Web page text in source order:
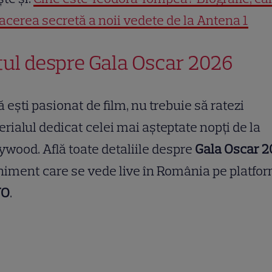
secretă a noii vedete de la Antena 1
despre Gala Oscar 2026
ești pasionat de film, nu trebuie să ratezi
dedicat celei mai așteptate nopți de la
Află toate detaliile despre Gala Oscar
care se vede live în România pe
.